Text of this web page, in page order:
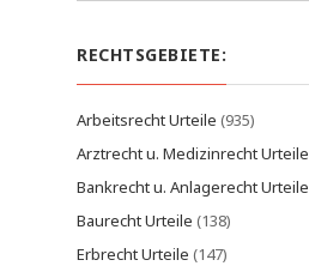
RECHTSGEBIETE:
Arbeitsrecht Urteile (935)
Arztrecht u. Medizinrecht Urteile
Bankrecht u. Anlagerecht Urteile
Baurecht Urteile (138)
Erbrecht Urteile (147)